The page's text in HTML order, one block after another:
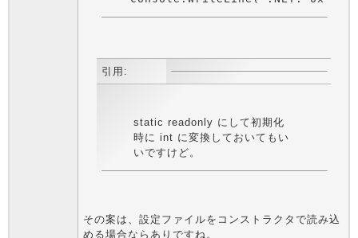
引用:
static readonly にして初期化
時に int に変換しておいてもい
いですけど。
その案は、設定ファイルをコンストラクタで読み込
める場合ならありですね。